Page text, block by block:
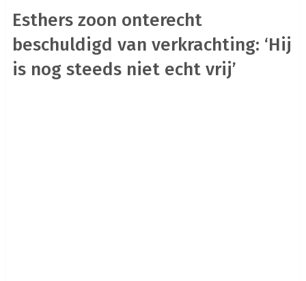
Esthers zoon onterecht
beschuldigd van verkrachting: ‘Hij
is nog steeds niet echt vrij’